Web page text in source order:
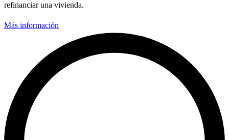
refinanciar una vivienda.
Más información